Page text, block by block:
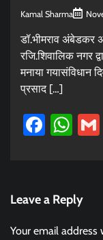
Kamal Sharma
डॉ.भीमराव अंबेडकर
रजि.शिवालिक नगर
मनाया गयासंविधान
प्रसाद […]
Leave a Reply
Your email